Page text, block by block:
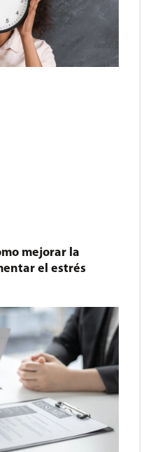
mejorar la
el estrés